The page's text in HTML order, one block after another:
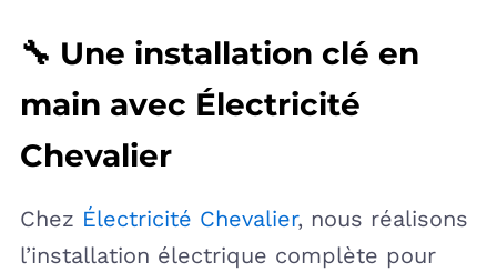
🔧 Une installation clé en
main avec Électricité
Chevalier
Chez Électricité Chevalier, nous réalisons
l’installation électrique complète pour